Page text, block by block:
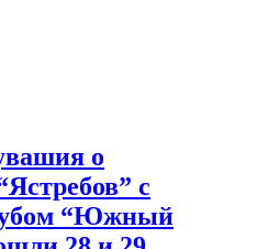
о
с
“Южный